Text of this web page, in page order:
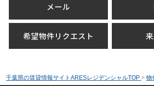
メール
希望物件リクエスト
千葉県の賃貸情報サイトARESレジデンシャルTOP > 物